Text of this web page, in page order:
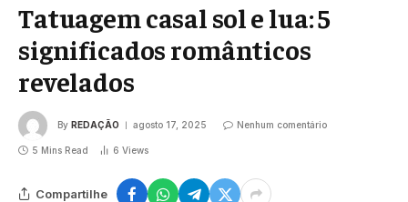
Tatuagem casal sol e lua: 5
significados românticos
revelados
By REDAÇÃO agosto 17, 2025 Nenhum comentário
5 Mins Read 6 Views
Compartilhe